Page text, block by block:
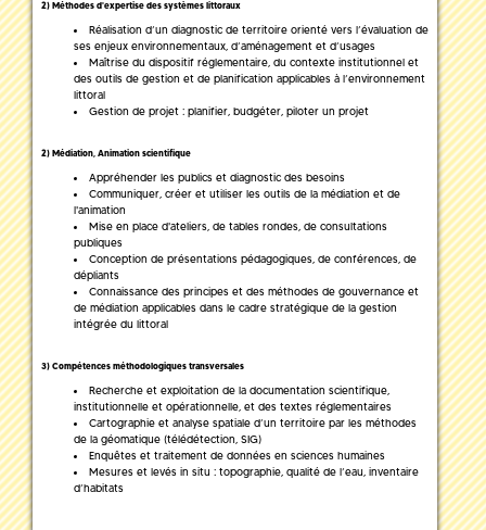
2) Méthodes d'expertise des systèmes littoraux
Réalisation d’un diagnostic de territoire orienté vers l’évaluation de
ses enjeux environnementaux, d’aménagement et d’usages
Maîtrise du dispositif réglementaire, du contexte institutionnel et
des outils de gestion et de planification applicables à l’environnement
littoral
Gestion de projet : planifier, budgéter, piloter un projet
2) Médiation, Animation scientifique
Appréhender les publics et diagnostic des besoins
Communiquer, créer et utiliser les outils de la médiation et de
l'animation
Mise en place d'ateliers, de tables rondes, de consultations
publiques
Conception de présentations pédagogiques, de conférences, de
dépliants
Connaissance des principes et des méthodes de gouvernance et
de médiation applicables dans le cadre stratégique de la gestion
intégrée du littoral
3) Compétences méthodologiques transversales
Recherche et exploitation de la documentation scientifique,
institutionnelle et opérationnelle, et des textes réglementaires
Cartographie et analyse spatiale d’un territoire par les méthodes
de la géomatique (télédétection, SIG)
Enquêtes et traitement de données en sciences humaines
Mesures et levés in situ : topographie, qualité de l’eau, inventaire
d’habitats